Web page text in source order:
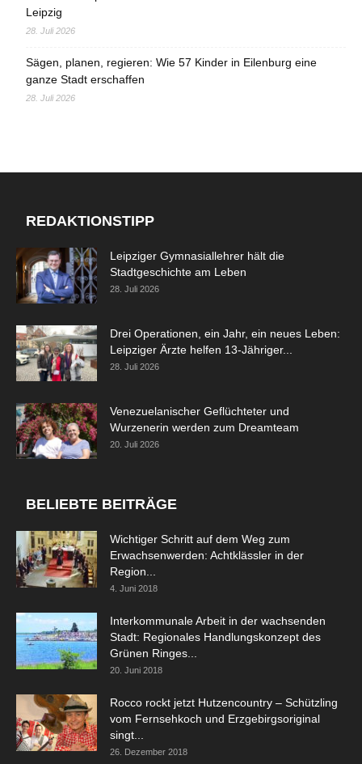
Leipzig
28. Juli 2026
Sägen, planen, regieren: Wie 57 Kinder in Eilenburg eine
ganze Stadt erschaffen
28. Juli 2026
REDAKTIONSTIPP
Leipziger Gymnasiallehrer hält die
Stadtgeschichte am Leben
28. Juli 2026
Drei Operationen, ein Jahr, ein neues Leben:
Leipziger Ärzte helfen 13-Jähriger...
28. Juli 2026
Venezuelanischer Geflüchteter und
Wurzenerin werden zum Dreamteam
20. Juli 2026
BELIEBTE BEITRÄGE
Wichtiger Schritt auf dem Weg zum
Erwachsenwerden: Achtklässler in der
Region...
4. Juni 2018
Interkommunale Arbeit in der wachsenden
Stadt: Regionales Handlungskonzept des
Grünen Ringes...
20. Juni 2018
Rocco rockt jetzt Hutzencountry – Schützling
vom Fernsehkoch und Erzgebirgsoriginal
singt...
26. Dezember 2018